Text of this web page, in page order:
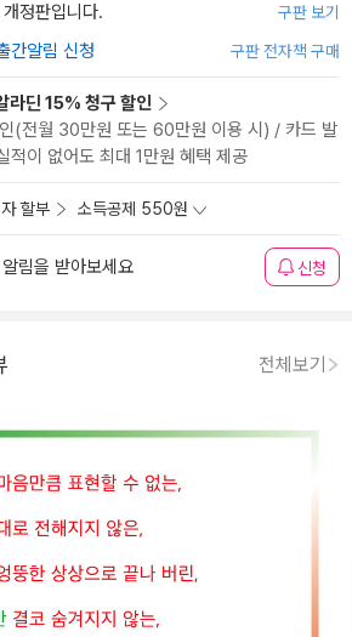
정판입니다. 구판 보기
간알림 신청 구판 전자책 구매
라딘 15% 청구 할인
(전월 30만원 또는 60만원 이용 시) / 카드 발
적이 없어도 최대 1만원 혜택 제공
할부 소득공제 550원
림을 받아보세요 신청
전체보기